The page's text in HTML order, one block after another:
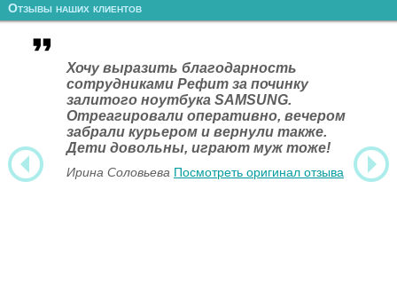
Отзывы наших клиентов
Хочу выразить благодарность
сотрудниками Рефит за починку
залитого ноутбука SAMSUNG.
Отреагировали оперативно, вечером
забрали курьером и вернули также.
Дети довольны, играют муж тоже!
Ирина Соловьева Посмотреть оригинал отзыва